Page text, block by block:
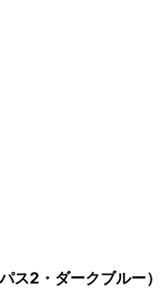
ス2・ダークブルー）